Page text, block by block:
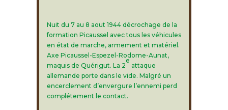
Nuit du 7 au 8 aout 1944 décrochage de la
formation Picaussel avec tous les véhicules
en état de marche, armement et matériel.
Axe Picaussel-Espezel-Rodome-Aunat,
maquis de Quérigut. La 2
e
attaque
allemande porte dans le vide. Malgré un
encerclement d’envergure l’ennemi perd
complétement le contact.